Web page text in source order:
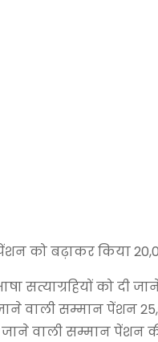
पेंशन को बढ़ाकर किया
सत्याग्रहियों को दी
जाने वाली सम्मान पेंशन
जाने वाली सम्मान पेंशन